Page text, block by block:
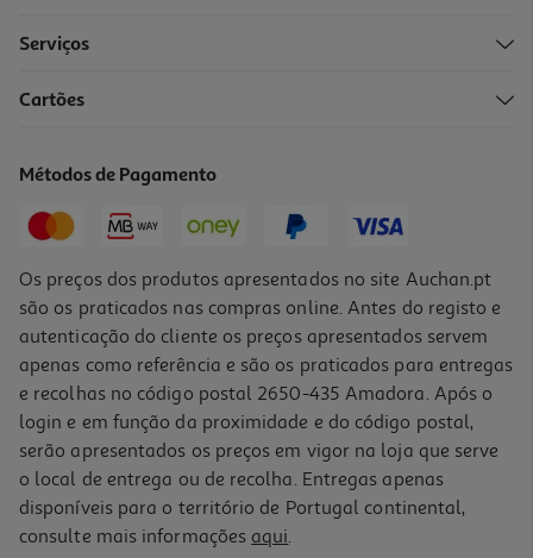
Doce Auchan Extra 50% Frutos Alperce 360g
Serviços
Cartões
Métodos de Pagamento
Os preços dos produtos apresentados no site Auchan.pt
são os praticados nas compras online. Antes do registo e
autenticação do cliente os preços apresentados servem
apenas como referência e são os praticados para entregas
e recolhas no código postal 2650-435 Amadora. Após o
login e em função da proximidade e do código postal,
serão apresentados os preços em vigor na loja que serve
o local de entrega ou de recolha. Entregas apenas
disponíveis para o território de Portugal continental,
consulte mais informações aqui.